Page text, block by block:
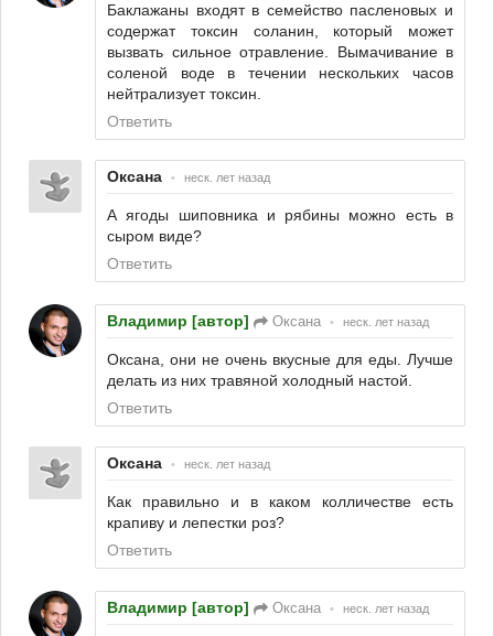
Баклажаны входят в семейство пасленовых и
содержат токсин соланин, который может
вызвать сильное отравление. Вымачивание в
соленой воде в течении нескольких часов
нейтрализует токсин.
Ответить
Оксана • неск. лет назад
А ягоды шиповника и рябины можно есть в
сыром виде?
Ответить
Владимир [автор] Оксана • неск. лет назад
Оксана, они не очень вкусные для еды. Лучше
делать из них травяной холодный настой.
Ответить
Оксана • неск. лет назад
Как правильно и в каком колличестве есть
крапиву и лепестки роз?
Ответить
Владимир [автор] Оксана • неск. лет назад